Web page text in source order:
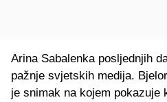
Arina Sabalenka posljednjih
pažnje svjetskih medija.
je snimak na kojem pokazuje